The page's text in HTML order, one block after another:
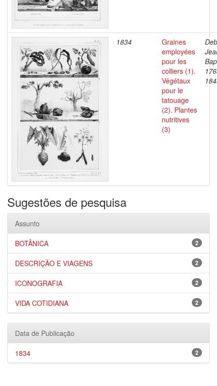
1834
Graines
employées
pour les
colliers (1).
Végétaux
pour le
tatouage
(2). Plantes
nutritives
(3)
Sugestões de pesquisa
Assunto
2
BOTÂNICA
2
DESCRIÇÃO E VIAGENS
2
ICONOGRAFIA
2
VIDA COTIDIANA
Data de Publicação
2
1834